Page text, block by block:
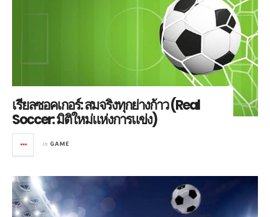
เรียลซอคเกอร์: สมจริงทุกย่างก้าว (Real
Soccer: มิติใหม่แห่งการแข่ง)
in GAME